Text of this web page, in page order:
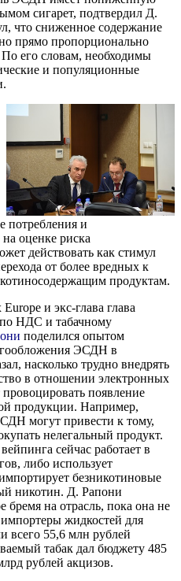
сигарет, подтвердил Д.
что сниженное содержание
прямо пропорционально
его словам, необходимы
и популяционные
потребления и
оценке риска
действовать как стимул
от более вредных к
продуктам.
и экс-глава глава
НДС и табачному
поделился опытом
ЭСДН в
насколько трудно внедрять
в отношении электронных
появление
продукции. Например,
могут привести к тому,
нелегальный продукт.
сейчас работает в
либо использует
безникотиновые
никотин. Д. Рапони
бремя на отрасль, пока она не
жидкостей для
всего 55,6 млн рублей
табак дал бюджету 485
рублей акцизов.